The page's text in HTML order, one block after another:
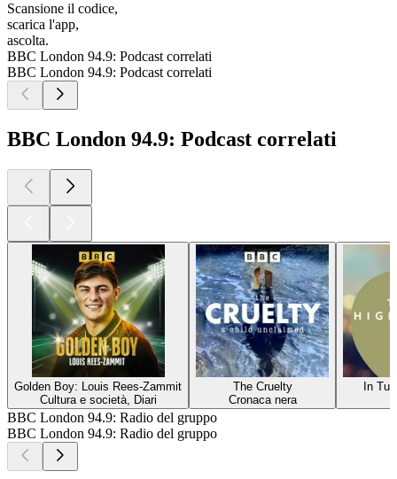
Scansione il codice,
scarica l'app,
ascolta.
BBC London 94.9: Podcast correlati
BBC London 94.9: Podcast correlati
BBC London 94.9: Podcast correlati
Golden Boy: Louis Rees-Zammit
Cultura e società, Diari
The Cruelty
Cronaca nera
In
BBC London 94.9: Radio del gruppo
BBC London 94.9: Radio del gruppo